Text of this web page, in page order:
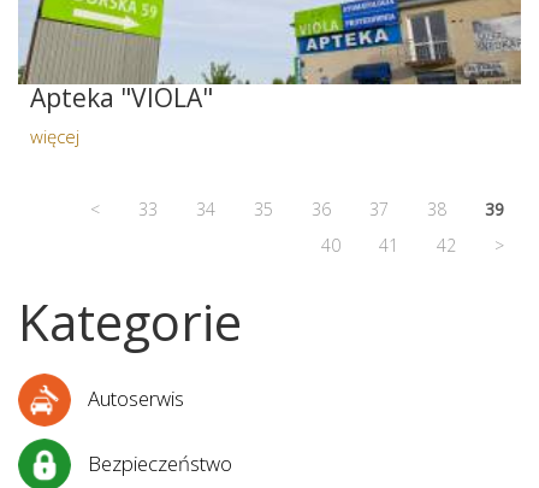
Apteka "VIOLA"
więcej
< 33 34 35 36 37 38
39
40
41 42 >
Kategorie
Autoserwis
Bezpieczeństwo